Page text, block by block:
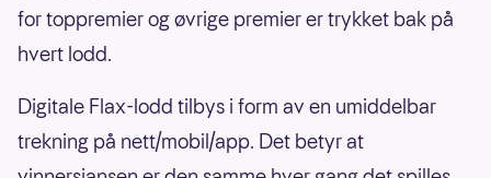
for toppremier og øvrige premier er trykket bak på
hvert lodd.
Digitale Flax-lodd tilbys i form av en umiddelbar
trekning på nett/mobil/app. Det betyr at